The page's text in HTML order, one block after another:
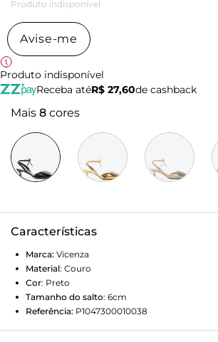
Produto indisponível
Avise-me
Produto indisponível
Receba atéR$ 27,60de cashback
Mais 8 cores
Características
Marca: Vicenza
Material: Couro
Cor: Preto
Tamanho do salto: 6cm
Referência: P1047300010038